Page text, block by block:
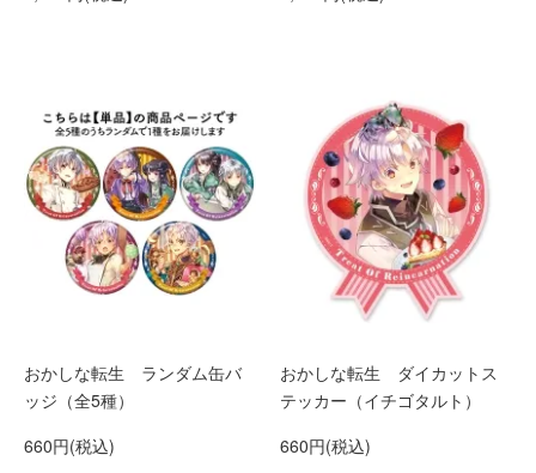
おかしな転生 ランダム缶バ
ッジ（全5種）
660円(税込)
おかしな転生 ダイカットス
テッカー（イチゴタルト）
660円(税込)